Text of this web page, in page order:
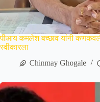
पीआय कमलेश बच्छाव यांनी कणकवली
स्वीकारला
Chinmay Ghogale